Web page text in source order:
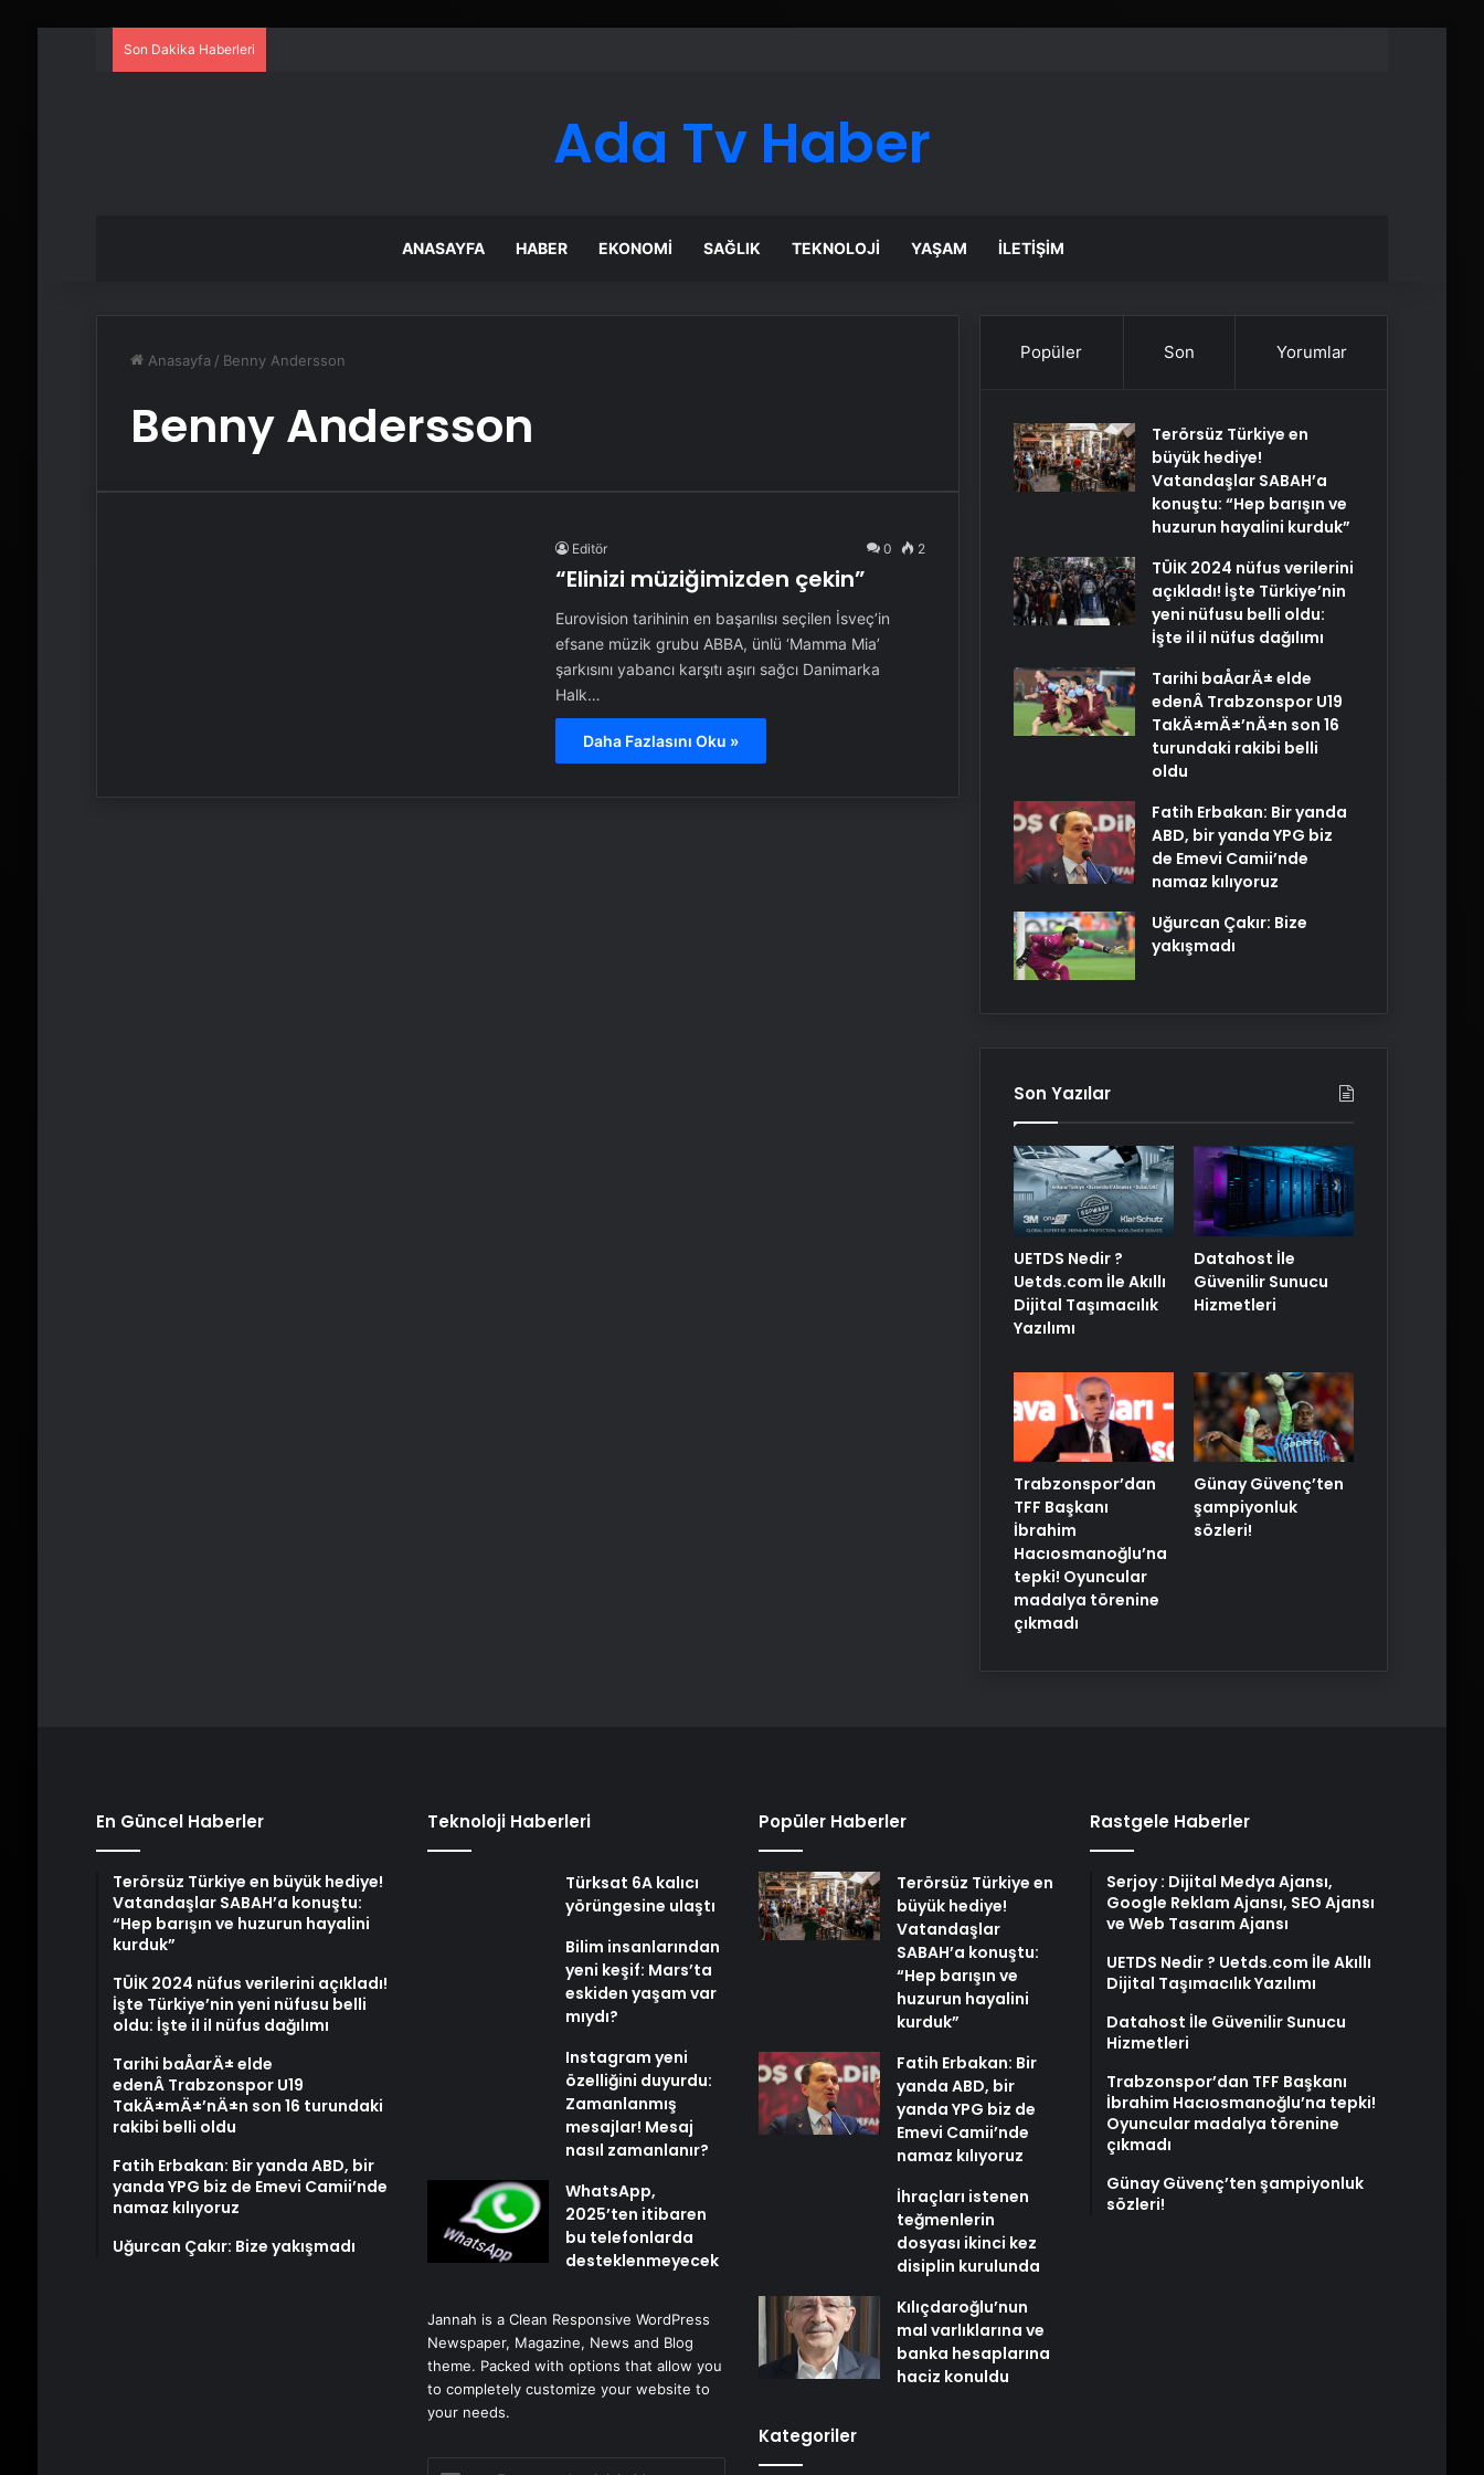
Son Dakika Haberleri
Ada Tv Haber
ANASAYFA HABER EKONOMI SAĞLIK TEKNOLOJI YAŞAM İLETIŞIM
Anasayfa / Benny Andersson
Benny Andersson
Editör 0 2
“Elinizi müziğimizden çekin”
Eurovision tarihinin en başarılısı seçilen İsveç’in
efsane müzik grubu ABBA, ünlü ‘Mamma Mia’
şarkısını yabancı karşıtı aşırı sağcı Danimarka
Halk…
Daha Fazlasını Oku »
Popüler Son Yorumlar
Terörsüz Türkiye en
büyük hediye!
Vatandaşlar SABAH’a
konuştu: “Hep barışın ve
huzurun hayalini kurduk”
TÜİK 2024 nüfus verilerini
açıkladı! İşte Türkiye’nin
yeni nüfusu belli oldu:
İşte il il nüfus dağılımı
Tarihi baÅarÄ± elde
edenÂ Trabzonspor U19
TakÄ±mÄ±’nÄ±n son 16
turundaki rakibi belli
oldu
Fatih Erbakan: Bir yanda
ABD, bir yanda YPG biz
de Emevi Camii’nde
namaz kılıyoruz
Uğurcan Çakır: Bize
yakışmadı
Son Yazılar
UETDS Nedir ?
Uetds.com İle Akıllı
Dijital Taşımacılık
Yazılımı
Datahost İle
Güvenilir Sunucu
Hizmetleri
Trabzonspor’dan
TFF Başkanı
İbrahim
Hacıosmanoğlu’na
tepki! Oyuncular
madalya törenine
çıkmadı
Günay Güvenç’ten
şampiyonluk
sözleri!
En Güncel Haberler
Terörsüz Türkiye en büyük hediye!
Vatandaşlar SABAH’a konuştu:
“Hep barışın ve huzurun hayalini
kurduk”
TÜİK 2024 nüfus verilerini açıkladı!
İşte Türkiye’nin yeni nüfusu belli
oldu: İşte il il nüfus dağılımı
Tarihi baÅarÄ± elde
edenÂ Trabzonspor U19
TakÄ±mÄ±’nÄ±n son 16 turundaki
rakibi belli oldu
Fatih Erbakan: Bir yanda ABD, bir
yanda YPG biz de Emevi Camii’nde
namaz kılıyoruz
Uğurcan Çakır: Bize yakışmadı
Teknoloji Haberleri
Türksat 6A kalıcı
yörüngesine ulaştı
Bilim insanlarından
yeni keşif: Mars’ta
eskiden yaşam var
mıydı?
Instagram yeni
özelliğini duyurdu:
Zamanlanmış
mesajlar! Mesaj
nasıl zamanlanır?
WhatsApp,
2025’ten itibaren
bu telefonlarda
desteklenmeyecek
Jannah is a Clean Responsive WordPress
Newspaper, Magazine, News and Blog
theme. Packed with options that allow you
to completely customize your website to
your needs.
Popüler Haberler
Terörsüz Türkiye en
büyük hediye!
Vatandaşlar
SABAH’a konuştu:
“Hep barışın ve
huzurun hayalini
kurduk”
Fatih Erbakan: Bir
yanda ABD, bir
yanda YPG biz de
Emevi Camii’nde
namaz kılıyoruz
İhraçları istenen
teğmenlerin
dosyası ikinci kez
disiplin kurulunda
Kılıçdaroğlu’nun
mal varlıklarına ve
banka hesaplarına
haciz konuldu
Kategoriler
Rastgele Haberler
Serjoy : Dijital Medya Ajansı,
Google Reklam Ajansı, SEO Ajansı
ve Web Tasarım Ajansı
UETDS Nedir ? Uetds.com İle Akıllı
Dijital Taşımacılık Yazılımı
Datahost İle Güvenilir Sunucu
Hizmetleri
Trabzonspor’dan TFF Başkanı
İbrahim Hacıosmanoğlu’na tepki!
Oyuncular madalya törenine
çıkmadı
Günay Güvenç’ten şampiyonluk
sözleri!